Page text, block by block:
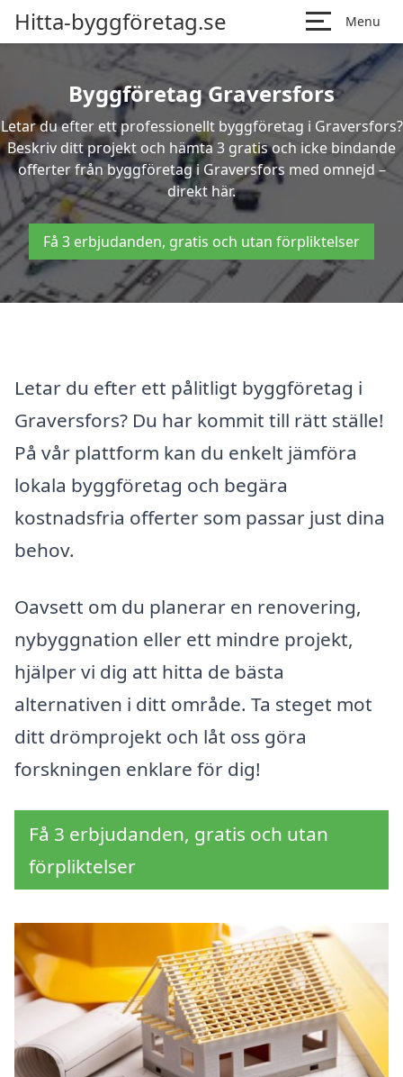
Hitta-byggföretag.se Menu
Byggföretag Graversfors
Letar du efter ett professionellt byggföretag i Graversfors?
Beskriv ditt projekt och hämta 3 gratis och icke bindande
offerter från byggföretag i Graversfors med omnejd –
direkt här.
Få 3 erbjudanden, gratis och utan förpliktelser
Letar du efter ett pålitligt byggföretag i
Graversfors? Du har kommit till rätt ställe!
På vår plattform kan du enkelt jämföra
lokala byggföretag och begära
kostnadsfria offerter som passar just dina
behov.
Oavsett om du planerar en renovering,
nybyggnation eller ett mindre projekt,
hjälper vi dig att hitta de bästa
alternativen i ditt område. Ta steget mot
ditt drömprojekt och låt oss göra
forskningen enklare för dig!
Få 3 erbjudanden, gratis och utan
förpliktelser